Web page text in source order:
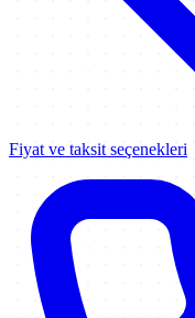
Fiyat ve taksit seçenekleri